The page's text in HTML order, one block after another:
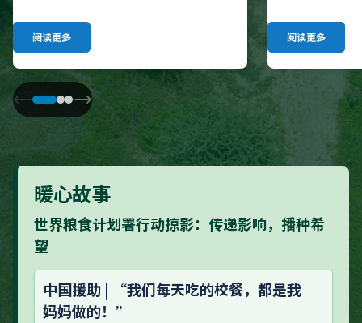
阅读更多 阅读更多
暖心故事
世界粮食计划署行动掠影：传递影响，播种希
望
中国援助 | “我们每天吃的校餐，都是我
妈妈做的！”